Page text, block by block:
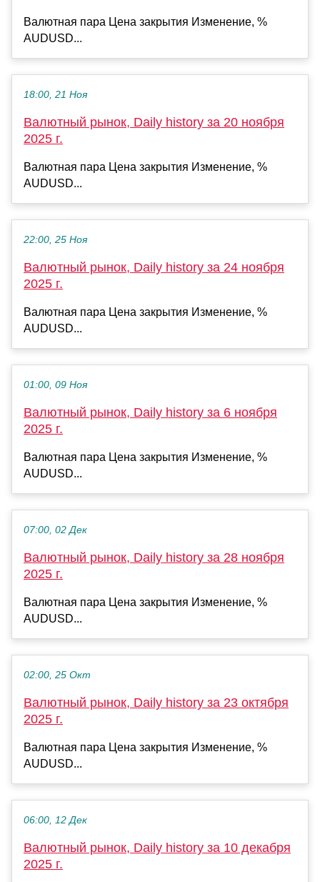
Валютная пара Цена закрытия Изменение, %
AUDUSD...
18:00, 21 Ноя
Валютный рынок, Daily history за 20 ноября
2025 г.
Валютная пара Цена закрытия Изменение, %
AUDUSD...
22:00, 25 Ноя
Валютный рынок, Daily history за 24 ноября
2025 г.
Валютная пара Цена закрытия Изменение, %
AUDUSD...
01:00, 09 Ноя
Валютный рынок, Daily history за 6 ноября
2025 г.
Валютная пара Цена закрытия Изменение, %
AUDUSD...
07:00, 02 Дек
Валютный рынок, Daily history за 28 ноября
2025 г.
Валютная пара Цена закрытия Изменение, %
AUDUSD...
02:00, 25 Окт
Валютный рынок, Daily history за 23 октября
2025 г.
Валютная пара Цена закрытия Изменение, %
AUDUSD...
06:00, 12 Дек
Валютный рынок, Daily history за 10 декабря
2025 г.